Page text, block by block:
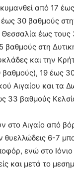
από 17
30 βαθμούς
έως
βαθμούς στη
και την
19 έως
Αιγαίου και τα
33 βαθμούς
στο Αιγαίο από
θυελλώδεις 6-7
ενώ στο Ιόνιο
και μετά το